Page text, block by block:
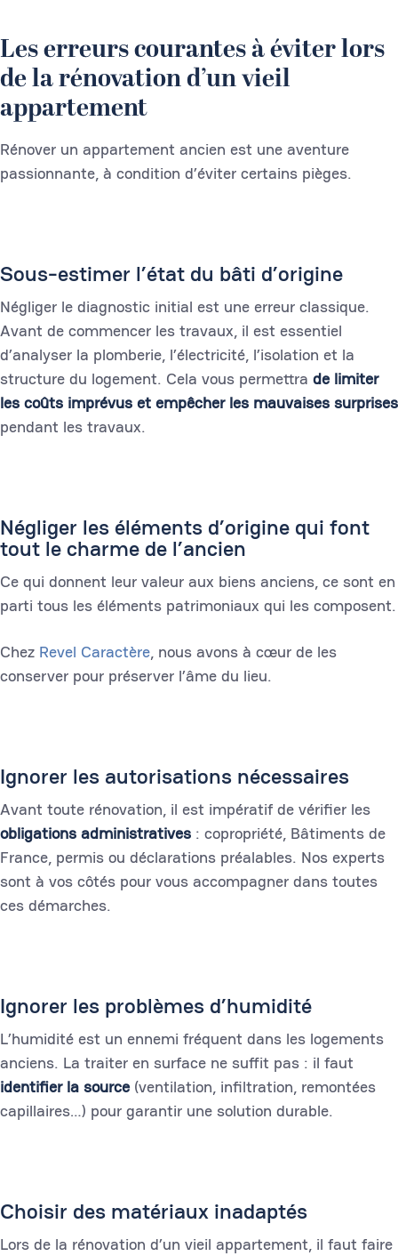
Les erreurs courantes à éviter lors
de la rénovation d’un vieil
appartement
Rénover un appartement ancien est une aventure
passionnante, à condition d’éviter certains pièges.
Sous-estimer l’état du bâti d’origine
Négliger le diagnostic initial est une erreur classique.
Avant de commencer les travaux, il est essentiel
d’analyser la plomberie, l’électricité, l’isolation et la
structure du logement. Cela vous permettra de limiter
les coûts imprévus et empêcher les mauvaises surprises
pendant les travaux.
Négliger les éléments d’origine qui font
tout le charme de l’ancien
Ce qui donnent leur valeur aux biens anciens, ce sont en
parti tous les éléments patrimoniaux qui les composent.
Chez Revel Caractère, nous avons à cœur de les
conserver pour préserver l’âme du lieu.
Ignorer les autorisations nécessaires
Avant toute rénovation, il est impératif de vérifier les
obligations administratives : copropriété, Bâtiments de
France, permis ou déclarations préalables. Nos experts
sont à vos côtés pour vous accompagner dans toutes
ces démarches.
Ignorer les problèmes d’humidité
L’humidité est un ennemi fréquent dans les logements
anciens. La traiter en surface ne suffit pas : il faut
identifier la source(ventilation, infiltration, remontées
capillaires…) pour garantir une solution durable.
Choisir des matériaux inadaptés
Lors de la rénovation d’un vieil appartement, il faut faire